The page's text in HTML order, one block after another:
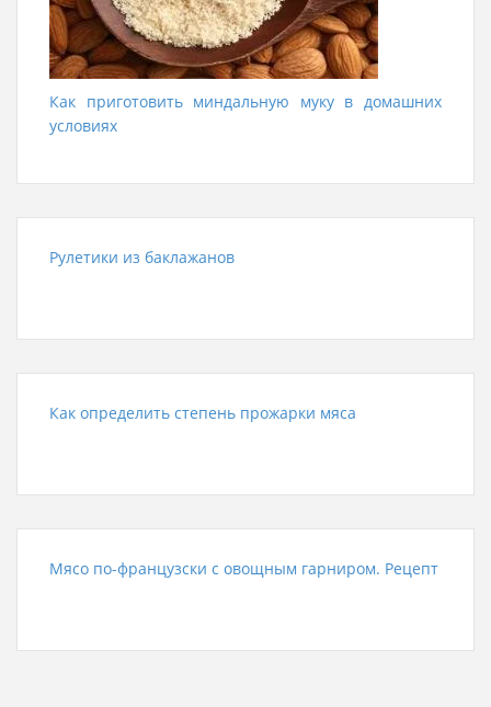
Как приготовить миндальную муку в домашних
условиях
Рулетики из баклажанов
Как определить степень прожарки мяса
Мясо по-французски с овощным гарниром. Рецепт